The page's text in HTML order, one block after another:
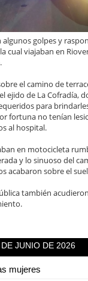
golpes y
cual viajaban en
el camino de
ejido de La Cofradía,
para
fortuna no tenían
al hospital.
en motocicleta
y lo sinuoso del
acabaron sobre el
también
JUNIO DE 2026
mujeres